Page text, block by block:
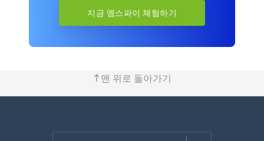
지금 엠스파이 체험하기
맨 위로 돌아가기